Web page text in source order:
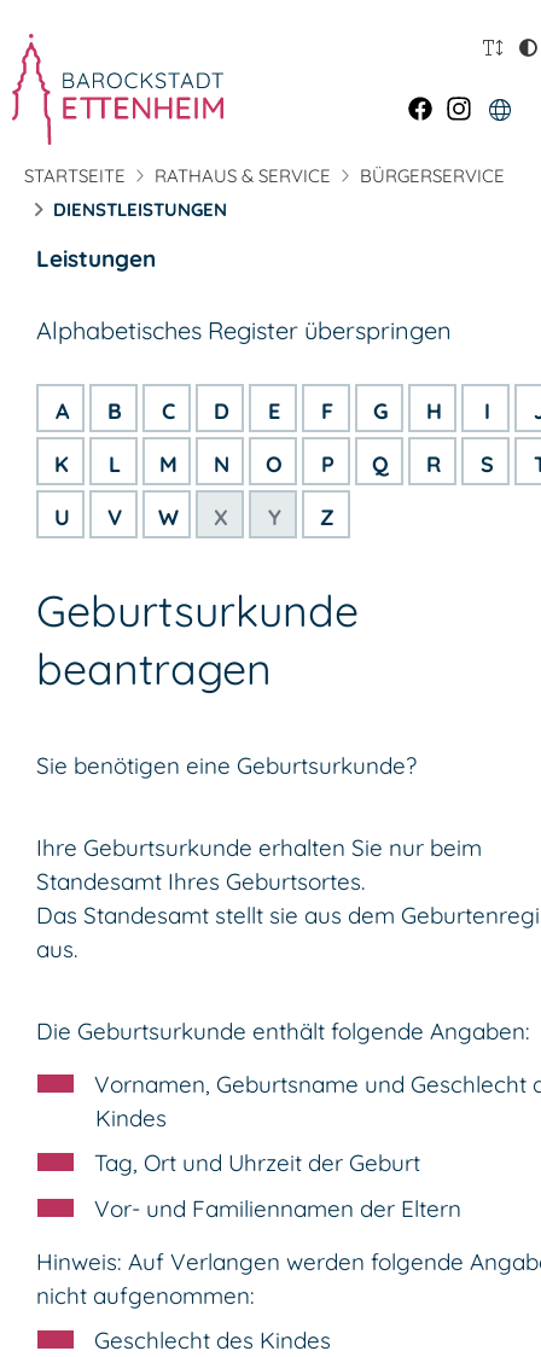
STARTSEITE RATHAUS & SERVICE
BÜRGERSERVICE
DIENSTLEISTUNGEN
Leistungen
Alphabetisches Register überspringen
A B C D E F G H I
K
L M N O P Q R S
U
V W X Y Z
Geburtsurkunde
beantragen
Sie benötigen eine Geburtsurkunde?
Ihre Geburtsurkunde erhalten Sie nur beim
Standesamt Ihres Geburtsortes.
Das Standesamt stellt sie aus dem
aus.
Die Geburtsurkunde enthält folgende Angaben:
Vornamen, Geburtsname und Geschlecht
Kindes
Tag, Ort und Uhrzeit der Geburt
Vor- und Familiennamen der Eltern
Hinweis: Auf Verlangen werden folgende
nicht aufgenommen:
Geschlecht des Kindes